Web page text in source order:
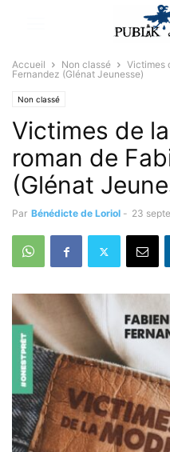
Accueil Non classé
Victimes
Fernandez (Glénat Jeunesse)
Non classé
Victimes de
roman de
(Glénat
Par Bénédicte de Loriol - 23